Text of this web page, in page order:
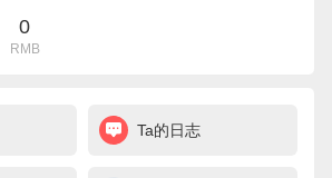
0
RMB
Ta的日志